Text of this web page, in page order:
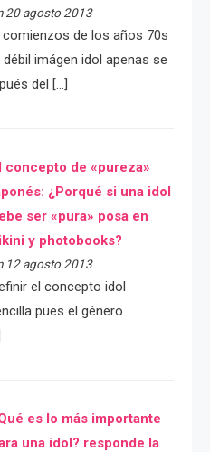
20 agosto 2013
comienzos de los años 70s
débil imágen idol apenas se
del […]
concepto de «pureza»
¿Porqué si una idol
ser «pura» posa en
y photobooks?
12 agosto 2013
el concepto idol
pues el género
es lo más importante
una idol? responde la